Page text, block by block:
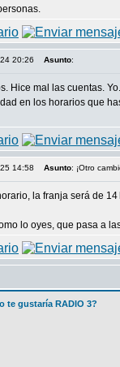
20:26 Asunto:
Hice mal las cuentas.
en los horarios que
14:58 Asunto: ¡Otro
la franja será de
lo oyes, que pasa a
te gustaría RADIO 3?